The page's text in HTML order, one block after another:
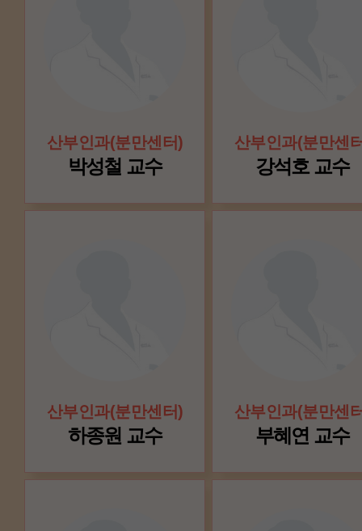
산부인과(분만센터)
박성철 교수
산부인과(분만센
강석호 교수
산부인과(분만센터)
하종원 교수
산부인과(분만센
부혜연 교수